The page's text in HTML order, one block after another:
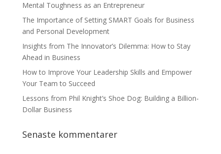
Mental Toughness as an Entrepreneur
The Importance of Setting SMART Goals for Business
and Personal Development
Insights from The Innovator’s Dilemma: How to Stay
Ahead in Business
How to Improve Your Leadership Skills and Empower
Your Team to Succeed
Lessons from Phil Knight’s Shoe Dog: Building a Billion-
Dollar Business
Senaste kommentarer